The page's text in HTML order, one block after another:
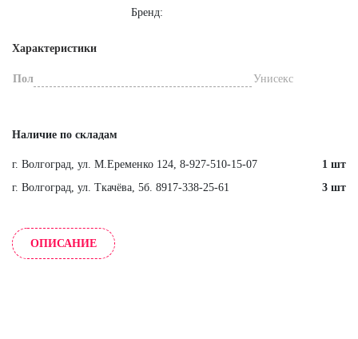
Бренд:
Характеристики
Пол Унисекс
Наличие по складам
г. Волгоград, ул. М.Еременко 124, 8-927-510-15-07
1 шт
г. Волгоград, ул. Ткачёва, 5б. 8917-338-25-61
3 шт
ОПИСАНИЕ